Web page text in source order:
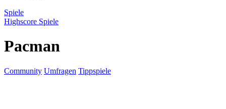
Spiele
Highscore Spiele
Pacman
Community Umfragen Tippspiele